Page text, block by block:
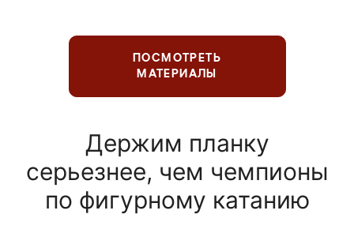
ПОСМОТРЕТЬ
МАТЕРИАЛЫ
Держим планку
серьезнее, чем чемпионы
по фигурному катанию